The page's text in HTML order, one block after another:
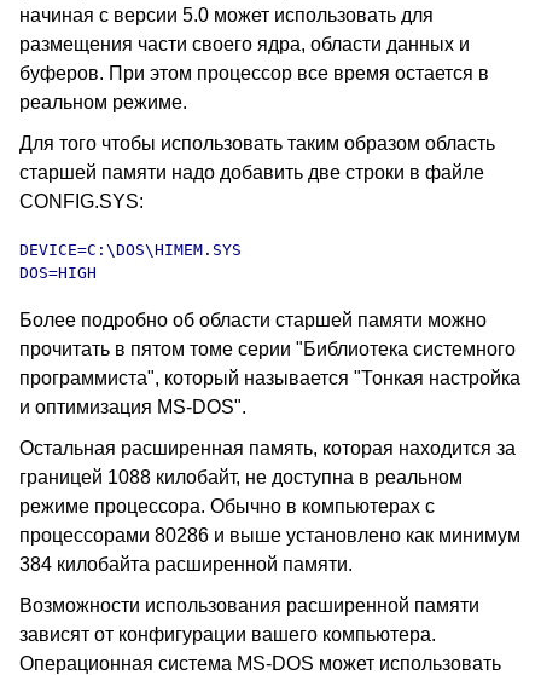
начиная с версии 5.0 может использовать для
размещения части своего ядра, области данных и
буферов. При этом процессор все время остается в
реальном режиме.
Для того чтобы использовать таким образом область
старшей памяти надо добавить две строки в файле
CONFIG.SYS:
DEVICE=C:\DOS\HIMEM.SYS
DOS=HIGH
Более подробно об области старшей памяти можно
прочитать в пятом томе серии "Библиотека системного
программиста", который называется "Тонкая настройка
и оптимизация MS-DOS".
Остальная расширенная память, которая находится за
границей 1088 килобайт, не доступна в реальном
режиме процессора. Обычно в компьютерах с
процессорами 80286 и выше установлено как минимум
384 килобайта расширенной памяти.
Возможности использования расширенной памяти
зависят от конфигурации вашего компьютера.
Операционная система MS-DOS может использовать